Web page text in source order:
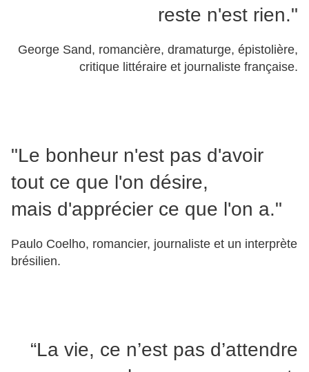
reste n'est rien."
George Sand, romancière, dramaturge, épistolière,
critique littéraire et journaliste française.
"Le bonheur n'est pas d'avoir
tout ce que l'on désire,
mais d'apprécier ce que l'on a."
Paulo Coelho, romancier, journaliste et un interprète
brésilien.
“La vie, ce n’est pas d’attendre